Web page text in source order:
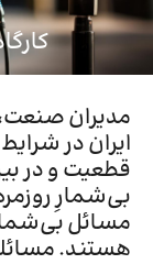
مدیران
ایران در
قطعیت و در
بی‌شمارِ
مسائل
هستند.